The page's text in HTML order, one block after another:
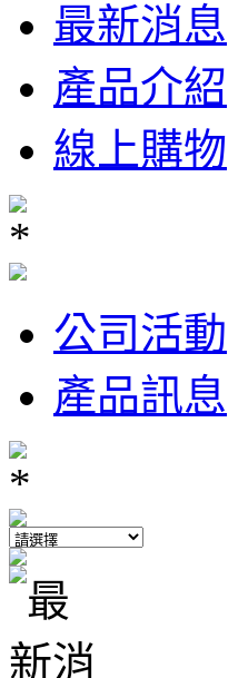
最新消息
產品介紹
線上購物
公司活動
產品訊息